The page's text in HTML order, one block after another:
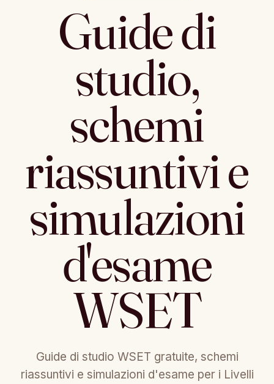
Guide di
studio,
schemi
riassuntivi e
simulazioni
d'esame
WSET
Guide di studio WSET gratuite, schemi
riassuntivi e simulazioni d'esame per i Livelli